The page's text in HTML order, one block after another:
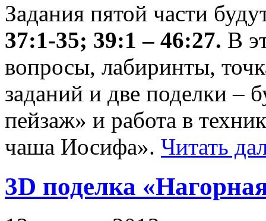
Задания пятой части
37:1-35; 39:1 – 46:27. В
вопросы, лабиринты,
заданий и две поделки –
пейзаж» и работа в
чаша Иосифа». Читать
3D поделка